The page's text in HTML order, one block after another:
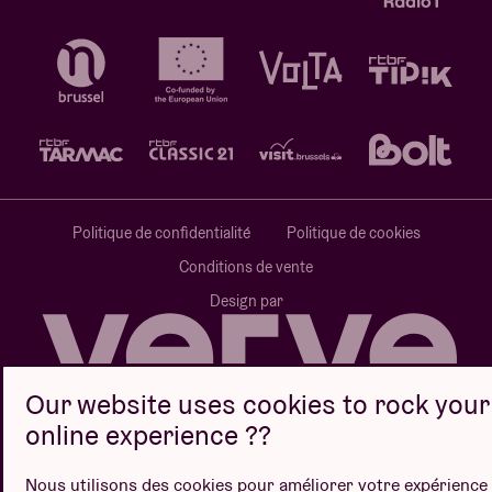
Politique de confidentialité
Politique de cookies
Conditions de vente
Design par
Site web par
Our website uses cookies to rock your
online experience ??
Nous utilisons des cookies pour améliorer votre expérience